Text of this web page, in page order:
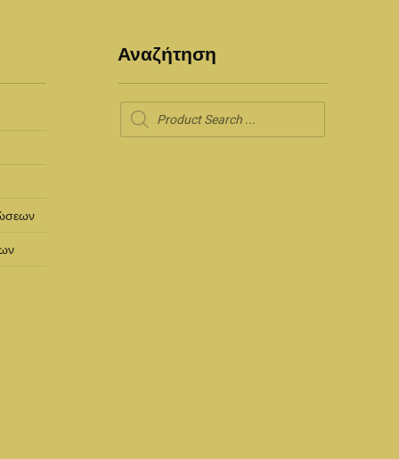
Αναζήτηση
Products
search